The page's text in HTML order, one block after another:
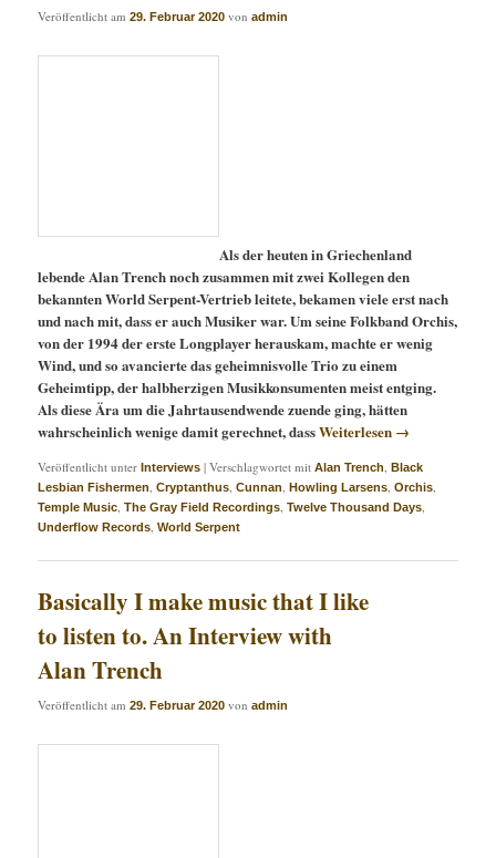
Veröffentlicht am29. Februar 2020 vonadmin
Als der heuten in Griechenland
lebende Alan Trench noch zusammen mit zwei Kollegen den
bekannten World Serpent-Vertrieb leitete, bekamen viele erst nach
und nach mit, dass er auch Musiker war. Um seine Folkband Orchis,
von der 1994 der erste Longplayer herauskam, machte er wenig
Wind, und so avancierte das geheimnisvolle Trio zu einem
Geheimtipp, der halbherzigen Musikkonsumenten meist entging.
Als diese Ära um die Jahrtausendwende zuende ging, hätten
wahrscheinlich wenige damit gerechnet, dassWeiterlesen →
Veröffentlicht unter Interviews |Verschlagwortet mit Alan Trench,Black
Lesbian Fishermen,Cryptanthus,Cunnan,Howling Larsens,Orchis,
Temple Music,The Gray Field Recordings,Twelve Thousand Days,
Underflow Records,World Serpent
Basically I make music that I like
to listen to. An Interview with
Alan Trench
Veröffentlicht am29. Februar 2020 vonadmin